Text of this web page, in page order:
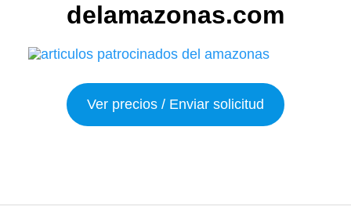
delamazonas.com
Ver precios / Enviar solicitud